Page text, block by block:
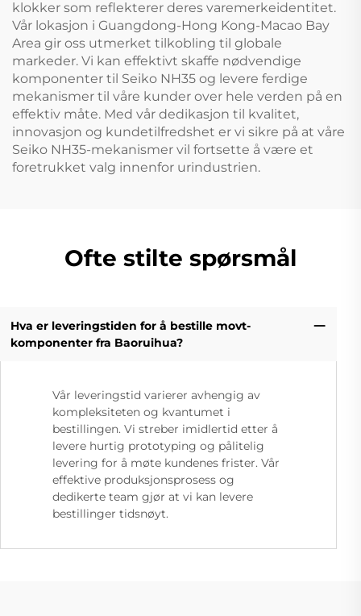
klokker som reflekterer deres varemerkeidentitet.
Vår lokasjon i Guangdong-Hong Kong-Macao Bay
Area gir oss utmerket tilkobling til globale
markeder. Vi kan effektivt skaffe nødvendige
komponenter til Seiko NH35 og levere ferdige
mekanismer til våre kunder over hele verden på en
effektiv måte. Med vår dedikasjon til kvalitet,
innovasjon og kundetilfredshet er vi sikre på at våre
Seiko NH35-mekanismer vil fortsette å være et
foretrukket valg innenfor urindustrien.
Ofte stilte spørsmål
Hva er leveringstiden for å bestille movt-
komponenter fra Baoruihua?
Vår leveringstid varierer avhengig av
kompleksiteten og kvantumet i
bestillingen. Vi streber imidlertid etter å
levere hurtig prototyping og pålitelig
levering for å møte kundenes frister. Vår
effektive produksjonsprosess og
dedikerte team gjør at vi kan levere
bestillinger tidsnøyt.